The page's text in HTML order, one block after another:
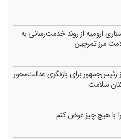
ارومیه از روند خدمت‌رسانی به
مرز تمرچین
برای بازنگری عدالت‌محور
سلامت
با هیچ چیز عوض کنم